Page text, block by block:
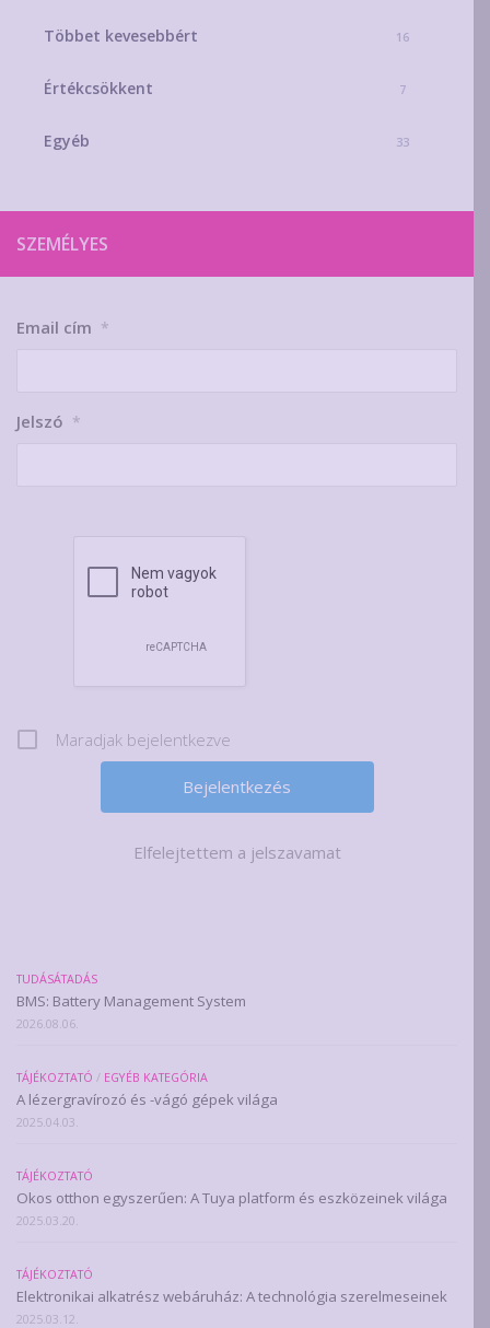
Többet kevesebbért 16
Értékcsökkent 7
Egyéb 33
SZEMÉLYES
Email cím *
Jelszó *
Maradjak bejelentkezve
Elfelejtettem a jelszavamat
TUDÁSÁTADÁS
BMS: Battery Management System
2026.08.06.
TÁJÉKOZTATÓ / EGYÉB KATEGÓRIA
A lézergravírozó és -vágó gépek világa
2025.04.03.
TÁJÉKOZTATÓ
Okos otthon egyszerűen: A Tuya platform és eszközeinek világa
2025.03.20.
TÁJÉKOZTATÓ
Elektronikai alkatrész webáruház: A technológia szerelmeseinek
2025.03.12.